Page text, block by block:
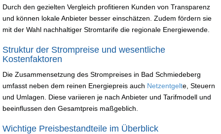
Durch den gezielten Vergleich profitieren Kunden von Transparenz
und können lokale Anbieter besser einschätzen. Zudem fördern sie
mit der Wahl nachhaltiger Stromtarife die regionale Energiewende.
Struktur der Strompreise und wesentliche
Kostenfaktoren
Die Zusammensetzung des Strompreises in Bad Schmiedeberg
umfasst neben dem reinen Energiepreis auch Netzentgelte, Steuern
und Umlagen. Diese variieren je nach Anbieter und Tarifmodell und
beeinflussen den Gesamtpreis maßgeblich.
Wichtige Preisbestandteile im Überblick